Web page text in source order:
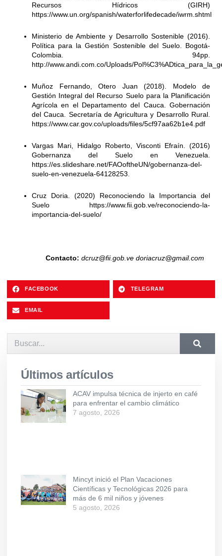
Recursos Hídricos (GIRH)
https://www.un.org/spanish/waterforlifedecade/iwrm.shtml
Ministerio de Ambiente y Desarrollo Sostenible (2016).
Política para la Gestión Sostenible del Suelo. Bogotá-
Colombia. 94pp.
http://www.andi.com.co/Uploads/
Muñoz Fernando, Otero Juan (2018). Modelo de
Gestión Integral del Recurso Suelo para la Planificación
Agrícola en el Departamento del Cauca. Gobernación
del Cauca. Secretaría de Agricultura y Desarrollo Rural.
https://www.car.gov.co/uploads/files/5cf97aa62b1e4.pdf
Vargas Mari, Hidalgo Roberto, Visconti Efraín. (2016)
Gobernanza del Suelo en Venezuela.
https://es.slideshare.net/FAOoftheUN/gobernanza-del-
suelo-en-venezuela-64128253.
Cruz Doria. (2020) Reconociendo la Importancia del
Suelo https://www.fii.gob.ve/reconociendo-la-
importancia-del-suelo/
Contacto: dcruz@fii.gob.ve doriacruz@gmail.com
FACEBOOK TELEGRAM
EMAIL
Últimos artículos
ACAV impulsa técnica de injerto en café
para enfrentar el cambio climático
7 agosto, 2026
Mincyt inició el Plan Vacaciones
Científicas y Tecnológicas 2026 para
más de 6 mil niños y jóvenes
5 agosto, 2026